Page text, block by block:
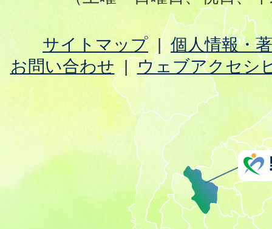
サイトマップ
個人情報・
お問い合わせ
ウェブアクセシ